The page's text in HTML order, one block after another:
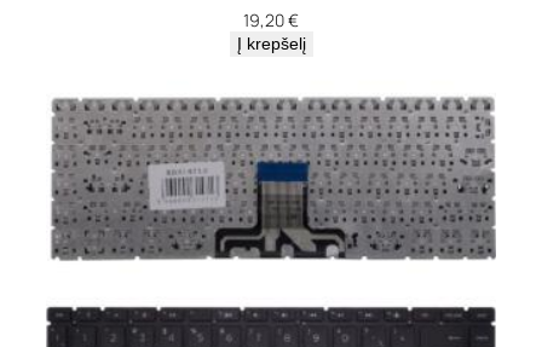
19,20€
Į krepšelį